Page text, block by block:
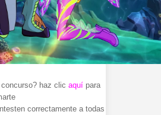
haz clic aquípara
correctamente a todas